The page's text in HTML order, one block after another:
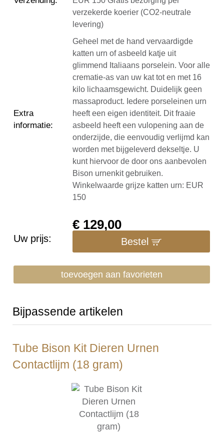
verzekerde koerier (CO2-neutrale
levering)
Extra
informatie:
Geheel met de hand vervaardigde
katten urn of asbeeld katje uit
glimmend Italiaans porselein. Voor alle
crematie-as van uw kat tot en met 16
kilo lichaamsgewicht. Duidelijk geen
massaproduct. Iedere porseleinen urn
heeft een eigen identiteit. Dit fraaie
asbeeld heeft een vulopening aan de
onderzijde, die eenvoudig verlijmd kan
worden met bijgeleverd dekseltje. U
kunt hiervoor de door ons aanbevolen
Bison urnenkit gebruiken.
Winkelwaarde grijze katten urn: EUR
150
Uw prijs:
€ 129,00
Bestel
toevoegen aan favorieten
Bijpassende artikelen
Tube Bison Kit Dieren Urnen
Contactlijm (18 gram)